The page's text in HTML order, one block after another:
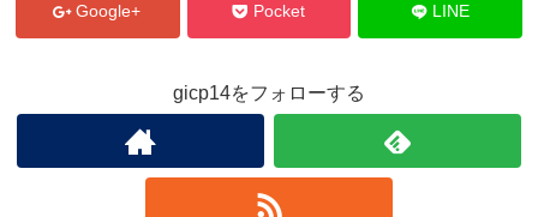
Google+ Pocket LINE
gicp14をフォローする